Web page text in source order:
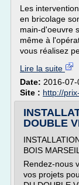
Les
en bricolage
main-d'oeuvre
même à
vous réalisez
Lire la suite
Date: 2016-07-
Site : http://
DOUBLE
BOIS
Rendez-nous
vos projets